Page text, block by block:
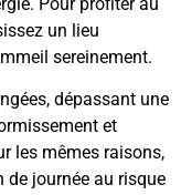
un lieu
sereinement.
dépassant une
et
les mêmes raisons,
de journée au risque